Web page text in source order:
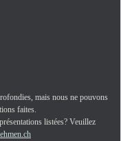
mais nous ne pouvons
faites.
listées? Veuillez